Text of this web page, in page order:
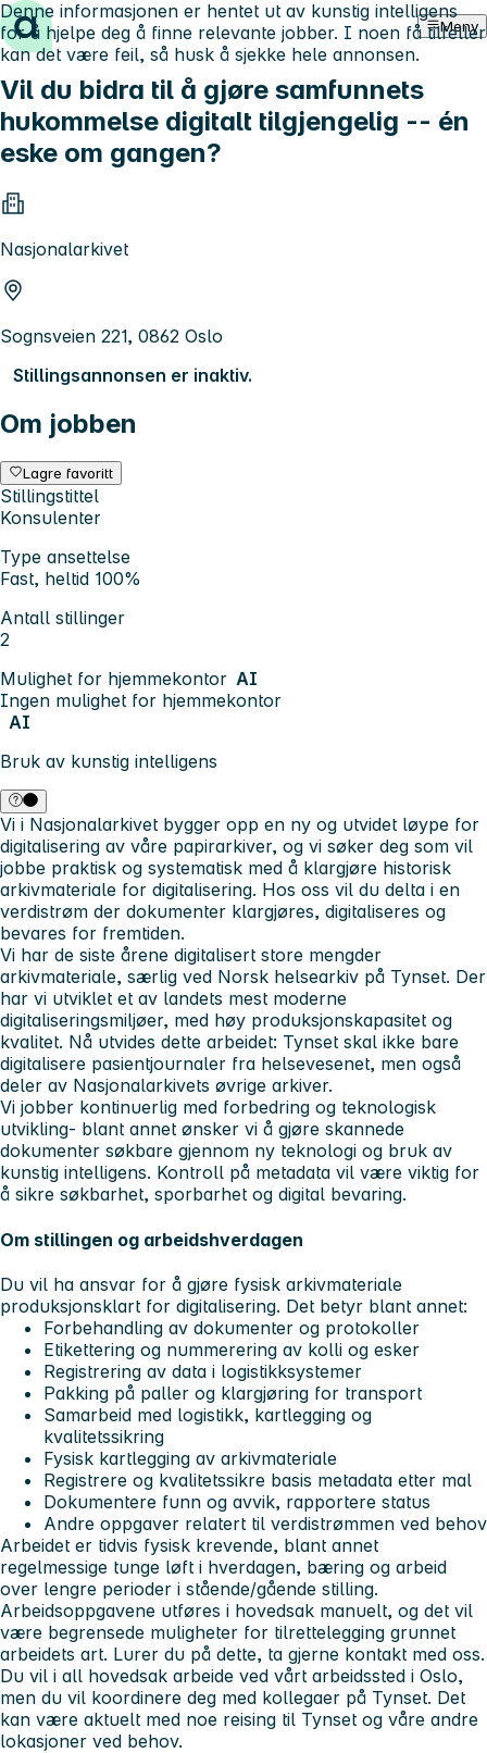
Hopp til innhold Meny
Vil du bidra til å gjøre samfunnets
hukommelse digitalt tilgjengelig -- én
eske om gangen?
Nasjonalarkivet
Sognsveien 221, 0862 Oslo
Stillingsannonsen er inaktiv.
Om jobben
Lagre favoritt
Stillingstittel
Konsulenter
Type ansettelse
Fast, heltid 100%
Antall stillinger
2
Mulighet for hjemmekontor AI
Ingen mulighet for hjemmekontor
AI
Bruk av kunstig intelligens
Denne informasjonen er hentet ut av kunstig intelligens
for å hjelpe deg å finne relevante jobber. I noen få tilfeller
kan det være feil, så husk å sjekke hele annonsen.
Vi i Nasjonalarkivet bygger opp en ny og utvidet løype for
digitalisering av våre papirarkiver, og vi søker deg som vil
jobbe praktisk og systematisk med å klargjøre historisk
arkivmateriale for digitalisering. Hos oss vil du delta i en
verdistrøm der dokumenter klargjøres, digitaliseres og
bevares for fremtiden.
Vi har de siste årene digitalisert store mengder
arkivmateriale, særlig ved Norsk helsearkiv på Tynset. Der
har vi utviklet et av landets mest moderne
digitaliseringsmiljøer, med høy produksjonskapasitet og
kvalitet. Nå utvides dette arbeidet: Tynset skal ikke bare
digitalisere pasientjournaler fra helsevesenet, men også
deler av Nasjonalarkivets øvrige arkiver.
Vi jobber kontinuerlig med forbedring og teknologisk
utvikling- blant annet ønsker vi å gjøre skannede
dokumenter søkbare gjennom ny teknologi og bruk av
kunstig intelligens. Kontroll på metadata vil være viktig for
å sikre søkbarhet, sporbarhet og digital bevaring.
Om stillingen og arbeidshverdagen
Du vil ha ansvar for å gjøre fysisk arkivmateriale
produksjonsklart for digitalisering. Det betyr blant annet:
Forbehandling av dokumenter og protokoller
Etikettering og nummerering av kolli og esker
Registrering av data i logistikksystemer
Pakking på paller og klargjøring for transport
Samarbeid med logistikk, kartlegging og
kvalitetssikring
Fysisk kartlegging av arkivmateriale
Registrere og kvalitetssikre basis metadata etter mal
Dokumentere funn og avvik, rapportere status
Andre oppgaver relatert til verdistrømmen ved behov
Arbeidet er tidvis fysisk krevende, blant annet
regelmessige tunge løft i hverdagen, bæring og arbeid
over lengre perioder i stående/gående stilling.
Arbeidsoppgavene utføres i hovedsak manuelt, og det vil
være begrensede muligheter for tilrettelegging grunnet
arbeidets art. Lurer du på dette, ta gjerne kontakt med oss.
Du vil i all hovedsak arbeide ved vårt arbeidssted i Oslo,
men du vil koordinere deg med kollegaer på Tynset. Det
kan være aktuelt med noe reising til Tynset og våre andre
lokasjoner ved behov.